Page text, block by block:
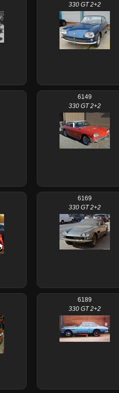
330 GT 2+2
6149
330 GT 2+2
6169
330 GT 2+2
6189
330 GT 2+2